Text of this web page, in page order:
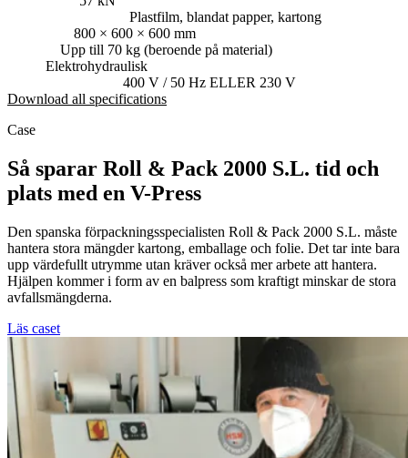
Plastfilm, blandat papper, kartong
800 × 600 × 600 mm
Upp till 70 kg (beroende på material)
Elektrohydraulisk
400 V / 50 Hz ELLER 230 V
Download all specifications
Case
Så sparar Roll & Pack 2000 S.L. tid och
plats med en V-Press
Den spanska förpackningsspecialisten Roll & Pack 2000 S.L. måste
hantera stora mängder kartong, emballage och folie. Det tar inte bara
upp värdefullt utrymme utan kräver också mer arbete att hantera.
Hjälpen kommer i form av en balpress som kraftigt minskar de stora
avfallsmängderna.
Läs caset